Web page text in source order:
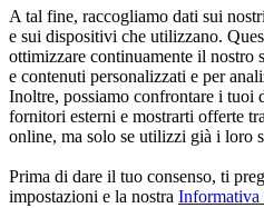
A tal fine, raccogliamo dati sui
e sui dispositivi che utilizzano.
ottimizzare continuamente il nostro
e contenuti personalizzati e per
Inoltre, possiamo confrontare i tuoi
fornitori esterni e mostrarti offerte
online, ma solo se utilizzi già i loro
Prima di dare il tuo consenso, ti
impostazioni e la nostra Informativa